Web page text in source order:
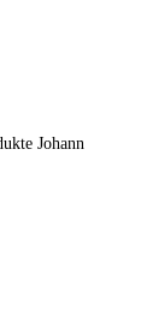
Johann